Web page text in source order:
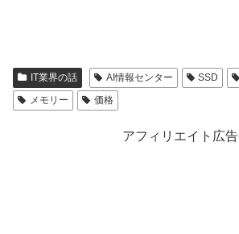
IT業界の話 AI情報センター SSD
メモリー
価格
アフィリエイト広告